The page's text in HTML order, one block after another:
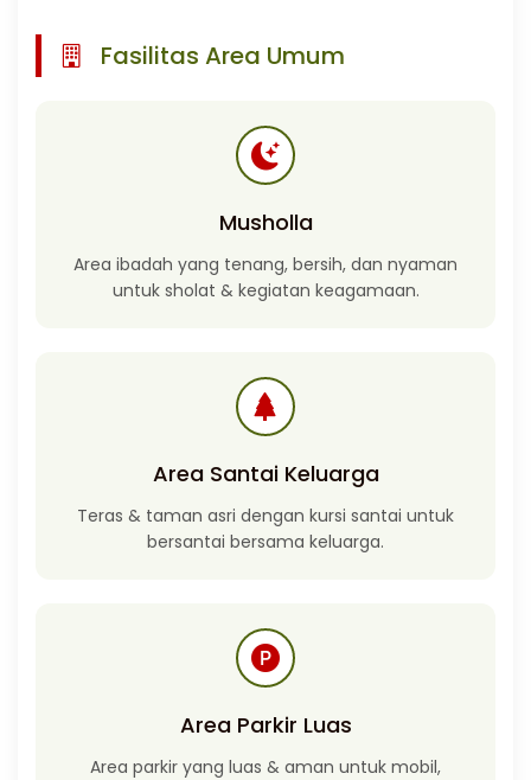
Fasilitas Area Umum
Musholla
Area ibadah yang tenang, bersih, dan nyaman
untuk sholat & kegiatan keagamaan.
Area Santai Keluarga
Teras & taman asri dengan kursi santai untuk
bersantai bersama keluarga.
Area Parkir Luas
Area parkir yang luas & aman untuk mobil,